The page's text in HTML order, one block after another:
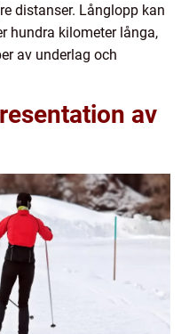
distanser. Långlopp kan
hundra kilometer långa,
av underlag och
av